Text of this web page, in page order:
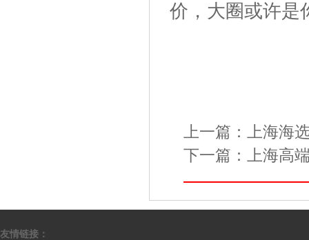
价，大圈或许是
上一篇： 上海海
下一篇： 上海高
友情链接：